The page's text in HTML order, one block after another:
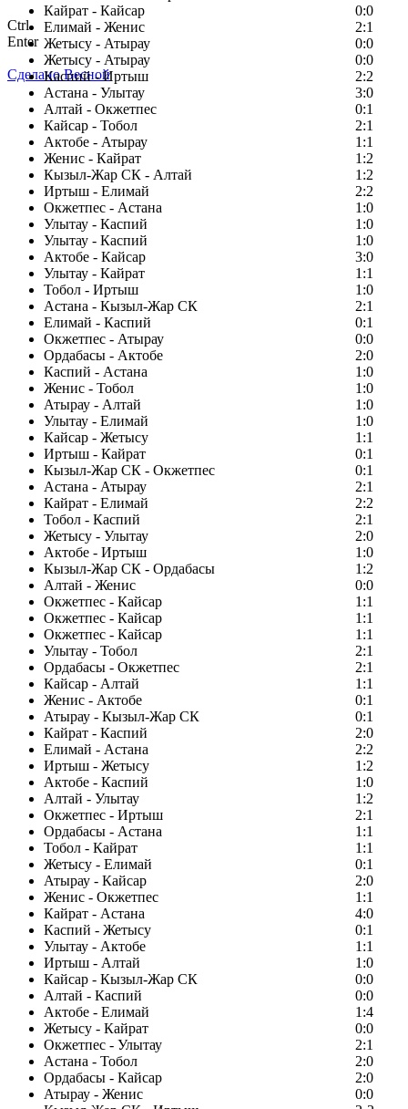
Кайрат - Кайсар
0:0
Елимай - Женис
2:1
Жетысу - Атырау
0:0
Жетысу - Атырау
0:0
Каспий - Иртыш
2:2
Астана - Улытау
3:0
Алтай - Окжетпес
0:1
Кайсар - Тобол
2:1
Актобе - Атырау
1:1
Женис - Кайрат
1:2
Кызыл-Жар СК - Алтай
1:2
Иртыш - Елимай
2:2
Окжетпес - Астана
1:0
Улытау - Каспий
1:0
Улытау - Каспий
1:0
Актобе - Кайсар
3:0
Улытау - Кайрат
1:1
Тобол - Иртыш
1:0
Астана - Кызыл-Жар СК
2:1
Елимай - Каспий
0:1
Окжетпес - Атырау
0:0
Ордабасы - Актобе
2:0
Каспий - Астана
1:0
Женис - Тобол
1:0
Атырау - Алтай
1:0
Улытау - Елимай
1:0
Кайсар - Жетысу
1:1
Иртыш - Кайрат
0:1
Кызыл-Жар СК - Окжетпес
0:1
Астана - Атырау
2:1
Кайрат - Елимай
2:2
Тобол - Каспий
2:1
Жетысу - Улытау
2:0
Актобе - Иртыш
1:0
Кызыл-Жар СК - Ордабасы
1:2
Алтай - Женис
0:0
Окжетпес - Кайсар
1:1
Окжетпес - Кайсар
1:1
Окжетпес - Кайсар
1:1
Улытау - Тобол
2:1
Ордабасы - Окжетпес
2:1
Кайсар - Алтай
1:1
Женис - Актобе
0:1
Атырау - Кызыл-Жар СК
0:1
Кайрат - Каспий
2:0
Елимай - Астана
2:2
Иртыш - Жетысу
1:2
Актобе - Каспий
1:0
Алтай - Улытау
1:2
Окжетпес - Иртыш
2:1
Ордабасы - Астана
1:1
Тобол - Кайрат
1:1
Жетысу - Елимай
0:1
Атырау - Кайсар
2:0
Женис - Окжетпес
1:1
Кайрат - Астана
4:0
Каспий - Жетысу
0:1
Улытау - Актобе
1:1
Иртыш - Алтай
1:0
Кайсар - Кызыл-Жар СК
0:0
Алтай - Каспий
0:0
Актобе - Елимай
1:4
Жетысу - Кайрат
0:0
Окжетпес - Улытау
2:1
Астана - Тобол
2:0
Ордабасы - Кайсар
2:0
Атырау - Женис
0:0
Ctrl
Enter
Сделано Весной